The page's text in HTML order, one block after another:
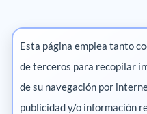
Esta página emplea tanto
de terceros para recopilar
de su navegación por
publicidad y/o información